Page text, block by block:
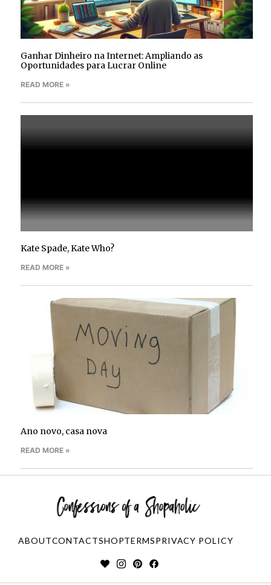
Ganhar Dinheiro na Internet: Ampliando as
Oportunidades para Lucrar Online
READ MORE »
Kate Spade, Kate Who?
READ MORE »
Ano novo, casa nova
READ MORE »
ABOUTCONTACTSHOPTERMSPRIVACY POLICY